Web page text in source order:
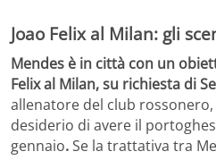
Joao Felix al Milan: gli
Mendes è in città con un
Felix al Milan, su richiesta di
allenatore del club
desiderio di avere il
gennaio.Se la trattativa tra